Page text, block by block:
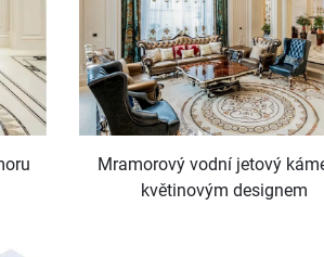
Mramorový vodní jetový
květinovým designem